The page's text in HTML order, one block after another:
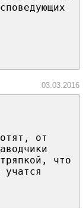
03.03.2016
от
что